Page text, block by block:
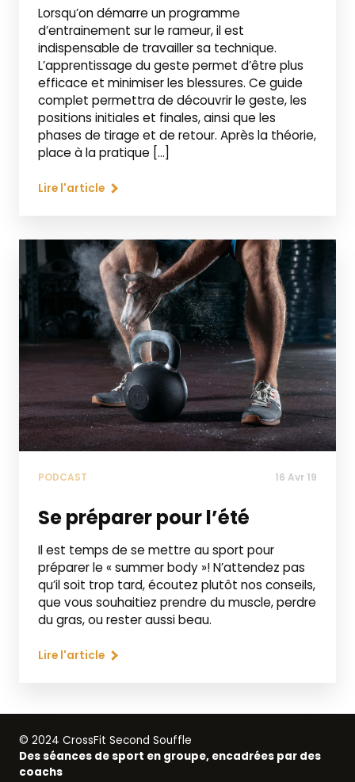
Lorsqu’on démarre un programme
d’entrainement sur le rameur, il est
indispensable de travailler sa technique.
L’apprentissage du geste permet d’être plus
efficace et minimiser les blessures. Ce guide
complet permettra de découvrir le geste, les
positions initiales et finales, ainsi que les
phases de tirage et de retour. Après la théorie,
place à la pratique […]
Lire l'article
PODCAST 16 Avr 19
Se préparer pour l’été
Il est temps de se mettre au sport pour
préparer le « summer body »! N’attendez pas
qu’il soit trop tard, écoutez plutôt nos conseils,
que vous souhaitiez prendre du muscle, perdre
du gras, ou rester aussi beau.
Lire l'article
© 2024 CrossFit Second Souffle
Des séances de sport en groupe, encadrées par des
coachs